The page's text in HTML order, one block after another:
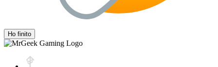
Ho finito